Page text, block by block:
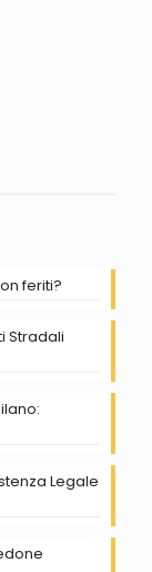
feriti?
Stradali
Legale